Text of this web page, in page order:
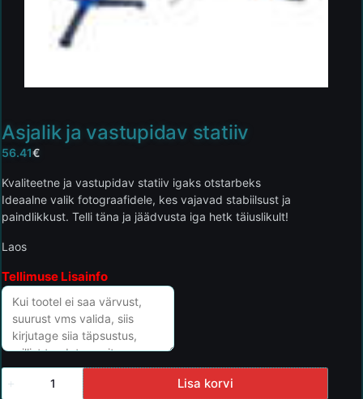
Asjalik ja vastupidav statiiv
56.41€
Kvaliteetne ja vastupidav statiiv igaks otstarbeks
Ideaalne valik fotograafidele, kes vajavad stabiilsust ja
paindlikkust. Telli täna ja jäädvusta iga hetk täiuslikult!
Laos
Tellimuse Lisainfo
Lisa korvi